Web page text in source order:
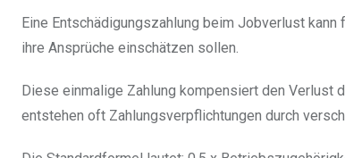
Eine Entschädigungszahlung beim Jobverlust
ihre Ansprüche einschätzen sollen.
Diese einmalige Zahlung kompensiert den
entstehen oft Zahlungsverpflichtungen durch